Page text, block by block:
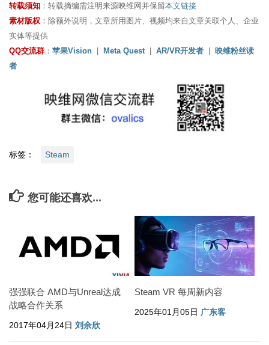
转载须知 ：转载摘编需注明来源映维网并保留本文链接
素材版权 ：除额外说明，文章所用图片、视频均来自文章关联个人、企业
实体等提供
QQ交流群 ： 苹果Vision Meta Quest AR/VR开发者
映维粉丝读
者
标签： Steam
您可能还喜欢...
强强联合 AMD与Unreal达成
战略合作关系
2017年04月24日 刘余欣
Steam VR 每周新内容
2025年01月05日 广东客